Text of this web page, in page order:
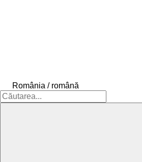
România / română